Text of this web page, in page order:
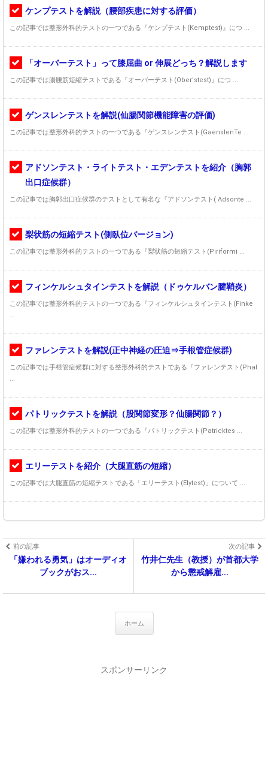
ケンプテストを解説（腰部疾患に対する評価）
この記事では整形外科的テストの一つである『ケンプテスト(Kemptest)』につ ...
「オーバーテスト」って膝屈曲 or 伸展どっち？解説します
この記事では腸腰筋短縮テストである『オーバーテスト(Ober'stest)』につ ...
ゲンスレンテストを解説(仙腸関節機能障害の評価)
この記事では整形外科的テストの一つである『ゲンスレンテスト(GaenslenTe ...
アドソンテスト・ライトテスト・エデンテストを紹介（胸郭
出口症候群）
この記事では胸郭出口症候群のテストとして有名な『アドソンテスト( Adsonte ...
梨状筋の短縮テスト(側臥位バージョン)
この記事では整形外科的テストの一つである『梨状筋の短縮テスト(Piriformi ...
フィンケルシュタインテストを解説（ドゥケルバン腱鞘炎）
この記事では整形外科的テストの一つである『フィンケルシュタインテスト(Finke
...
ファレンテストを解説(正中神経の圧迫⇒手根管症候群)
この記事では手根管症候群に対する整形外科的テストである『ファレンテスト(Phal
...
パトリックテストを解説（股関節変形？仙腸関節？）
この記事では整形外科的テストの一つである『パトリックテスト(Patricktes ...
エリーテストを紹介（大腿直筋の短縮）
この記事では大腿直筋の短縮テストである「エリーテスト(Elytest)」について ...
前の記事
「嫌われる勇気」はオーディオ
ブックがおス...
次の記事
竹井仁先生（教授）が首都大学
から懲戒解雇...
ホーム
スポンサーリンク